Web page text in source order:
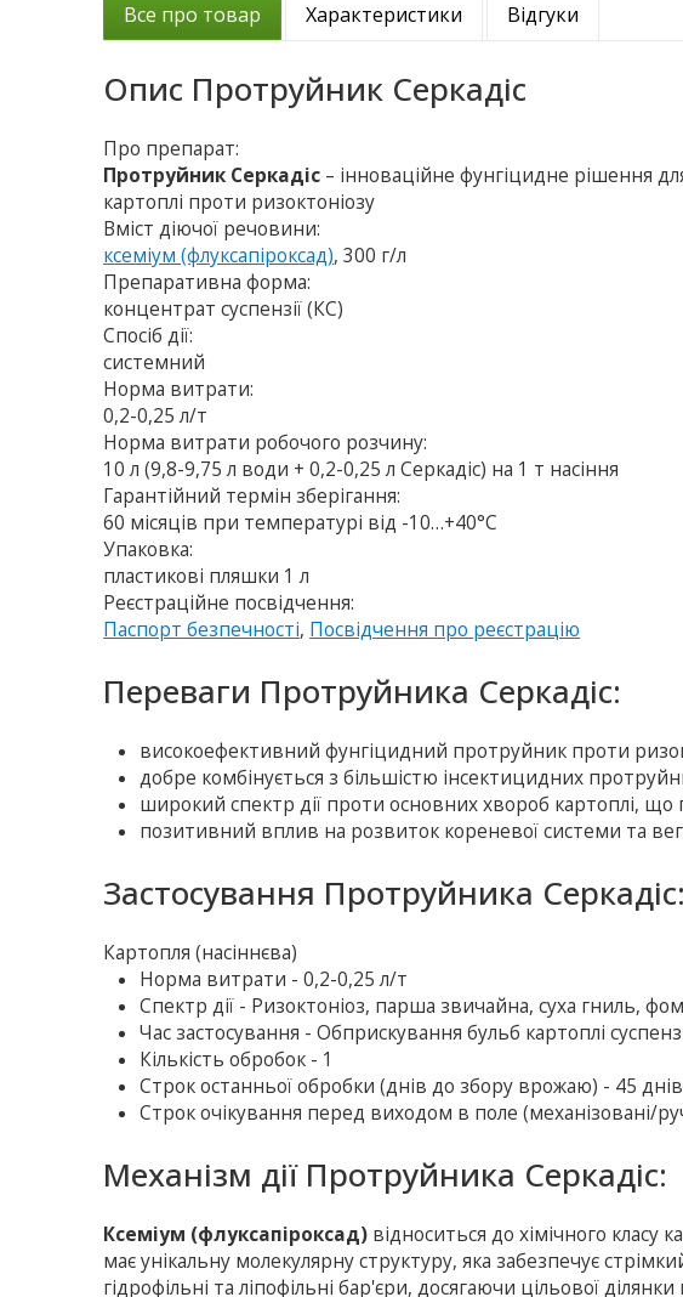
Все про товар Характеристики Відгуки
Опис Протруйник Серкадіс
Про препарат:
Протруйник Серкадіс – інноваційне фунгіцидне рішення
картоплi проти ризоктоніозу
Вміст діючої речовини:
ксеміум (флуксапіроксад), 300 г/л
Препаративна форма:
концентрат суспензiї (КС)
Спосіб дії:
системний
Норма витрати:
0,2-0,25 л/т
Норма витрати робочого розчину:
10 л (9,8-9,75 л води + 0,2-0,25 л Серкадіс) на 1 т насіння
Гарантійний термін зберігання:
60 місяців при температурі від -10…+40°C
Упаковка:
пластикові пляшки 1 л
Реєстраційне посвідчення:
Паспорт безпечності, Посвідчення про реєстрацію
Переваги Протруйника Серкадіс:
високоефективний фунгіцидний протруйник проти
добре комбінується з більшістю інсектицидних
широкий спектр дії проти основних хвороб картоплі, що
позитивний вплив на розвиток кореневої системи та
Застосування Протруйника Серкадіс:
Картопля (насiннєва)
Норма витрати - 0,2-0,25 л/т
Спектр дії - Ризоктоніоз, парша звичайна, суха гниль,
Час застосування - Обприскування бульб картоплі
Кількість обробок - 1
Строк останньої обробки (днів до збору врожаю) - 45 днів
Строк очікування перед виходом в поле (механізовані/
Механізм дії Протруйника Серкадіс:
Ксеміум (флуксапіроксад) відноситься до хімічного класу
має унікальну молекулярну структуру, яка забезпечує
гідрофільні та ліпофільні бар'єри, досягаючи цільової